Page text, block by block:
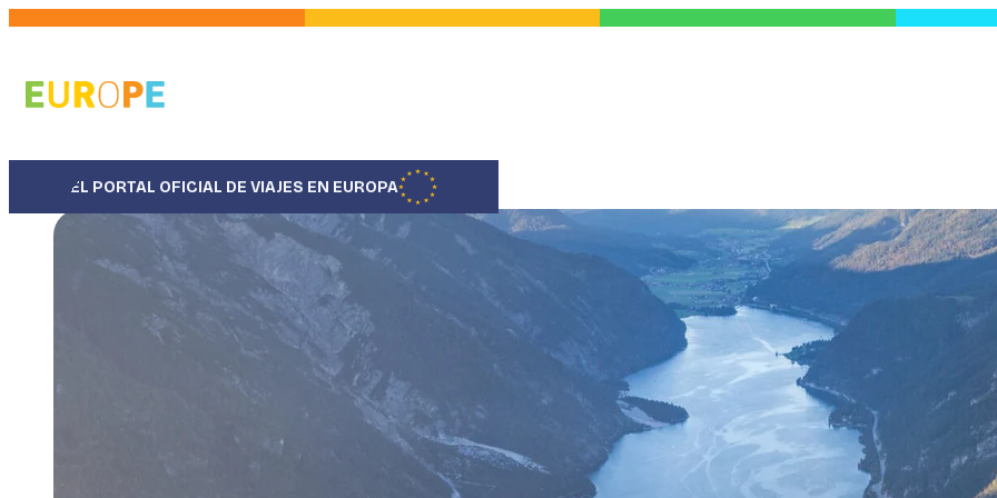
Pasar
contenido
principal
EL PORTAL OFICIAL DE VIAJES EN EUROPA